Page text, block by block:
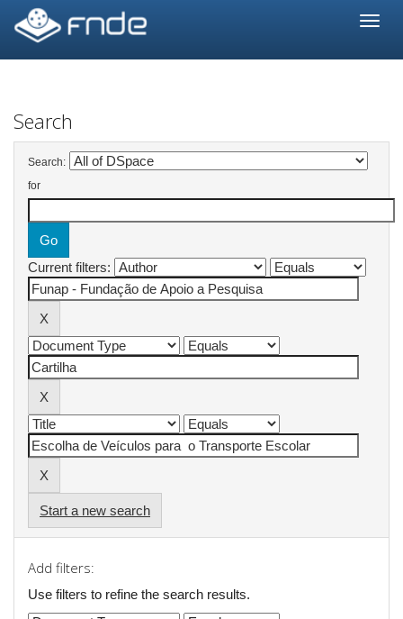
navigation
Search
Search:
for
Current filters:
Start a new search
Add filters:
Use filters to refine the search results.